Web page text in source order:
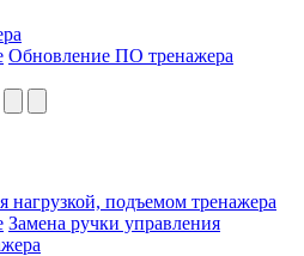
Обновление ПО тренажера
Замена ручки управления